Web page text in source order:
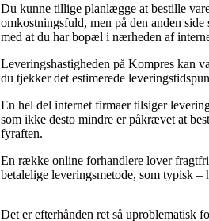
Du kunne tillige planlægge at bestille
omkostningsfuld, men på den anden
med at du har bopæl i nærheden af
Leveringshastigheden på Kompres kan
du tjekker det estimerede
En hel del internet firmaer tilsiger
som ikke desto mindre er påkrævet at
fyraften.
En række online forhandlere lover
betalelige leveringsmetode, som typisk
Det er efterhånden ret så uproblematisk